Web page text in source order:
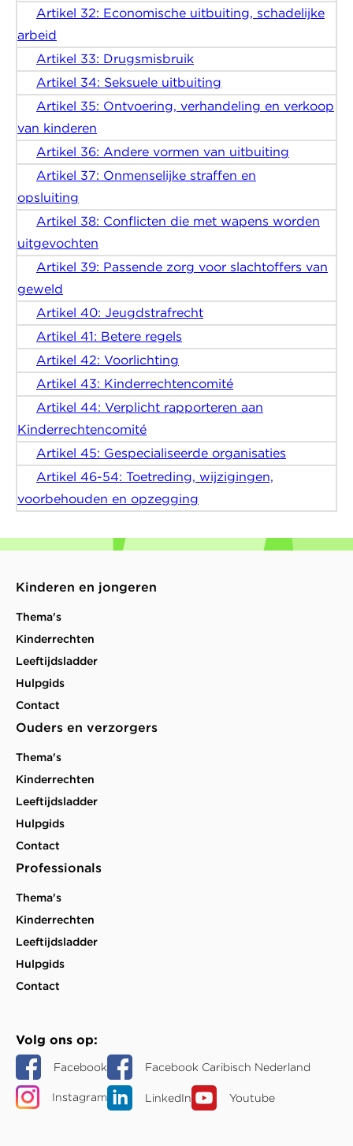
Artikel 32: Economische uitbuiting, schadelijke
arbeid
Artikel 33: Drugsmisbruik
Artikel 34: Seksuele uitbuiting
Artikel 35: Ontvoering, verhandeling en verkoop
van kinderen
Artikel 36: Andere vormen van uitbuiting
Artikel 37: Onmenselijke straffen en
opsluiting
Artikel 38: Conflicten die met wapens worden
uitgevochten
Artikel 39: Passende zorg voor slachtoffers van
geweld
Artikel 40: Jeugdstrafrecht
Artikel 41: Betere regels
Artikel 42: Voorlichting
Artikel 43: Kinderrechtencomité
Artikel 44: Verplicht rapporteren aan
Kinderrechtencomité
Artikel 45: Gespecialiseerde organisaties
Artikel 46-54: Toetreding, wijzigingen,
voorbehouden en opzegging
Kinderen en jongeren
Thema's
Kinderrechten
Leeftijdsladder
Hulpgids
Contact
Ouders en verzorgers
Thema's
Kinderrechten
Leeftijdsladder
Hulpgids
Contact
Professionals
Thema's
Kinderrechten
Leeftijdsladder
Hulpgids
Contact
Volg ons op
Facebook Facebook Caribisch Nederland
Instagram LinkedIn Youtube